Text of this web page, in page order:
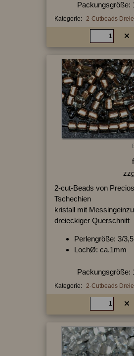
Packungsgröße:
Kategorie: 2-Cutbeads
2-cut-Beads von
Tschechien
kristall mit
dreieckiger Querschnitt
Perlengröße: 3/
LochØ: ca.1mm
Packungsgröße:
Kategorie: 2-Cutbeads